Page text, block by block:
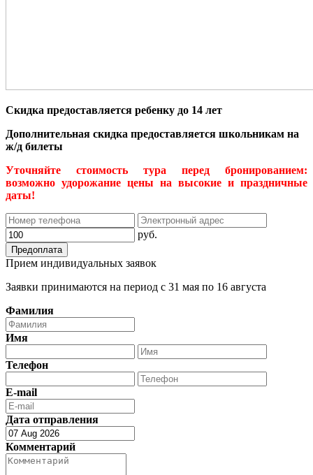
Скидка предоставляется ребенку до 14 лет
Дополнительная скидка предоставляется школьникам на
ж/д билеты
Уточняйте стоимость тура перед бронированием:
возможно удорожание цены на высокие и праздничные
даты!
Прием индивидуальных заявок
Заявки принимаются на период с 31 мая по 16 августа
Фамилия
Имя
Телефон
E-mail
Дата отправления
Комментарий